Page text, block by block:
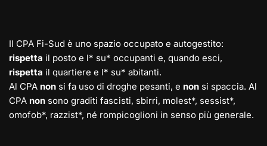
Il CPA Fi-Sud è uno spazio occupato e autogestito:
rispetta il posto e l* su* occupanti e, quando esci,
rispetta il quartiere e l* su* abitanti.
Al CPA non si fa uso di droghe pesanti, e non si spaccia. Al
CPA non sono graditi fascisti, sbirri, molest*, sessist*,
omofob*, razzist*, né rompicoglioni in senso più generale.